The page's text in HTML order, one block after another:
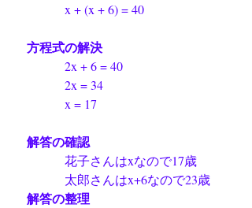
x + (x + 6) = 40
方程式の解決
2x + 6 = 40
2x = 34
x = 17
解答の確認
花子さんはxなので17歳
太郎さんはx+6なので23歳
解答の整理